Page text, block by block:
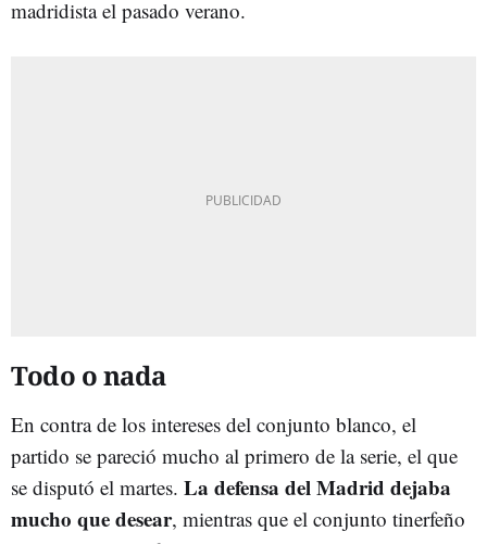
madridista el pasado verano.
Todo o nada
En contra de los intereses del conjunto blanco, el
partido se pareció mucho al primero de la serie, el que
se disputó el martes. La defensa del Madrid dejaba
mucho que desear, mientras que el conjunto tinerfeño